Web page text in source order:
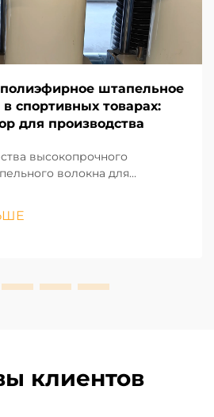
штапельное
спортивных товарах:
для производства
высокопрочного
волокна для
делают его идеальным
клиентов